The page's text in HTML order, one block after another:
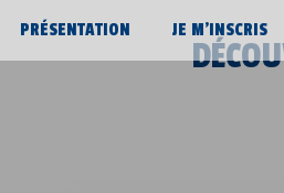
PRÉSENTATION JE M’INSCRIS